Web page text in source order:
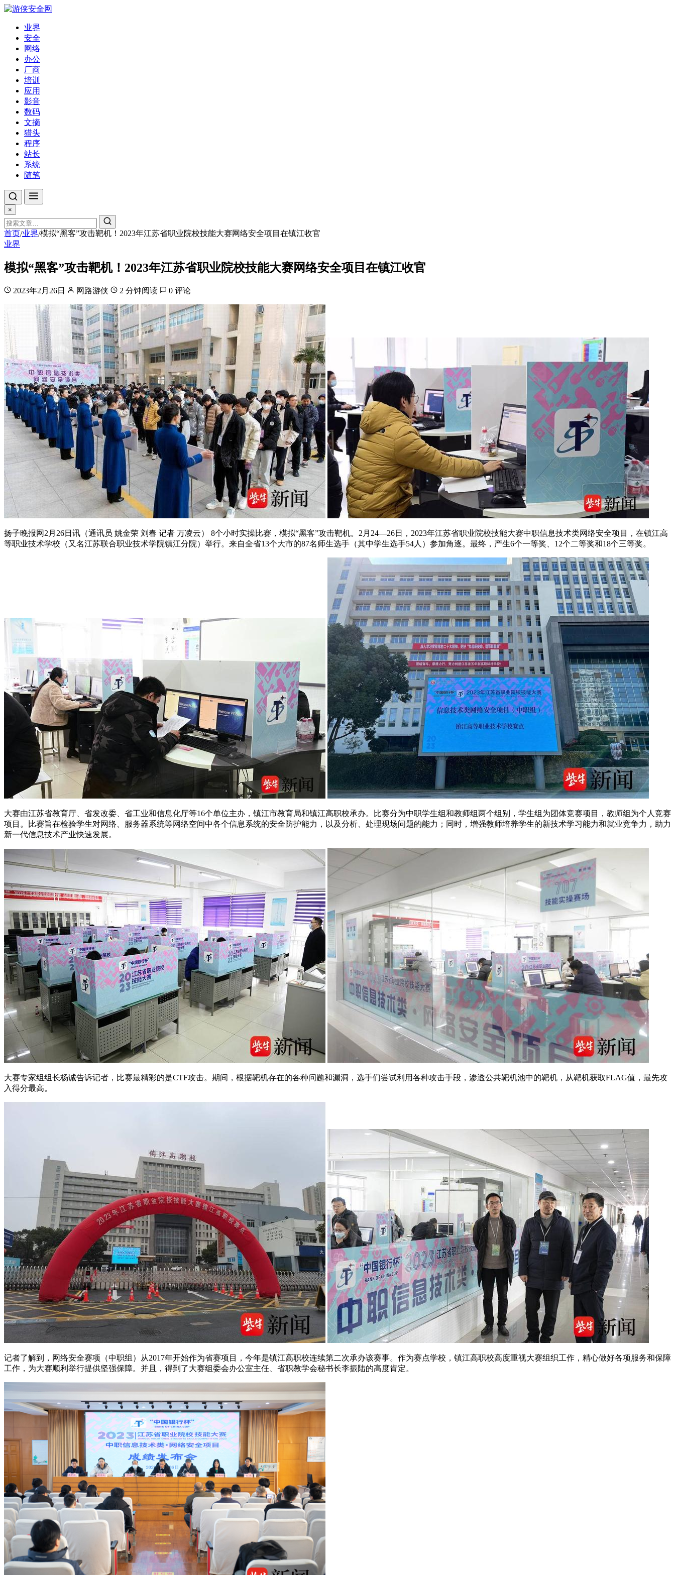
业界
安全
网络
办公
厂商
培训
应用
影音
数码
文摘
猎头
程序
站长
系统
随笔
×
首页/业界/模拟“黑客”攻击靶机！2023年江苏省职业院校技能大赛网络安全项目在镇江收官
业界
模拟“黑客”攻击靶机！2023年江苏省职业院校技能大赛网络安全项目在镇江收官
2023年2月26日 网路游侠 2 分钟阅读 0 评论
扬子晚报网2月26日讯（通讯员 姚金荣 刘春 记者 万凌云） 8个小时实操比赛，模拟“黑客”攻击靶机。2月24—26日，2023年江苏省职业院校技能大赛中职信息技术类网络安全项目，在镇江高
等职业技术学校（又名江苏联合职业技术学院镇江分院）举行。来自全省13个大市的87名师生选手（其中学生选手54人）参加角逐。最终，产生6个一等奖、12个二等奖和18个三等奖。
大赛由江苏省教育厅、省发改委、省工业和信息化厅等16个单位主办，镇江市教育局和镇江高职校承办。比赛分为中职学生组和教师组两个组别，学生组为团体竞赛项目，教师组为个人竞赛
项目。比赛旨在检验学生对网络、服务器系统等网络空间中各个信息系统的安全防护能力，以及分析、处理现场问题的能力；同时，增强教师培养学生的新技术学习能力和就业竞争力，助力
新一代信息技术产业快速发展。
大赛专家组组长杨诚告诉记者，比赛最精彩的是CTF攻击。期间，根据靶机存在的各种问题和漏洞，选手们尝试利用各种攻击手段，渗透公共靶机池中的靶机，从靶机获取FLAG值，最先攻
入得分最高。
记者了解到，网络安全赛项（中职组）从2017年开始作为省赛项目，今年是镇江高职校连续第二次承办该赛事。作为赛点学校，镇江高职校高度重视大赛组织工作，精心做好各项服务和保障
工作，为大赛顺利举行提供坚强保障。并且，得到了大赛组委会办公室主任、省职教学会秘书长李振陆的高度肯定。